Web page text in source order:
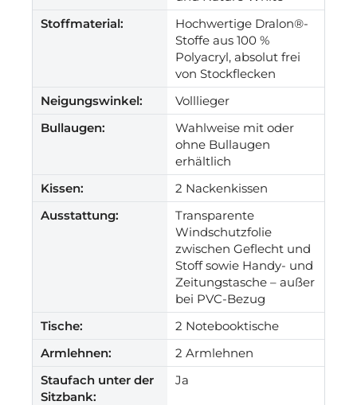
Stoffmaterial:
Hochwertige Dralon®-
Stoffe aus 100 %
Polyacryl, absolut frei
von Stockflecken
Neigungswinkel:
Volllieger
Bullaugen:
Wahlweise mit oder
ohne Bullaugen
erhältlich
Kissen:
2 Nackenkissen
Ausstattung:
Transparente
Windschutzfolie
zwischen Geflecht und
Stoff sowie Handy- und
Zeitungstasche – außer
bei PVC-Bezug
Tische:
2 Notebooktische
Armlehnen:
2 Armlehnen
Staufach unter der
Sitzbank:
Ja